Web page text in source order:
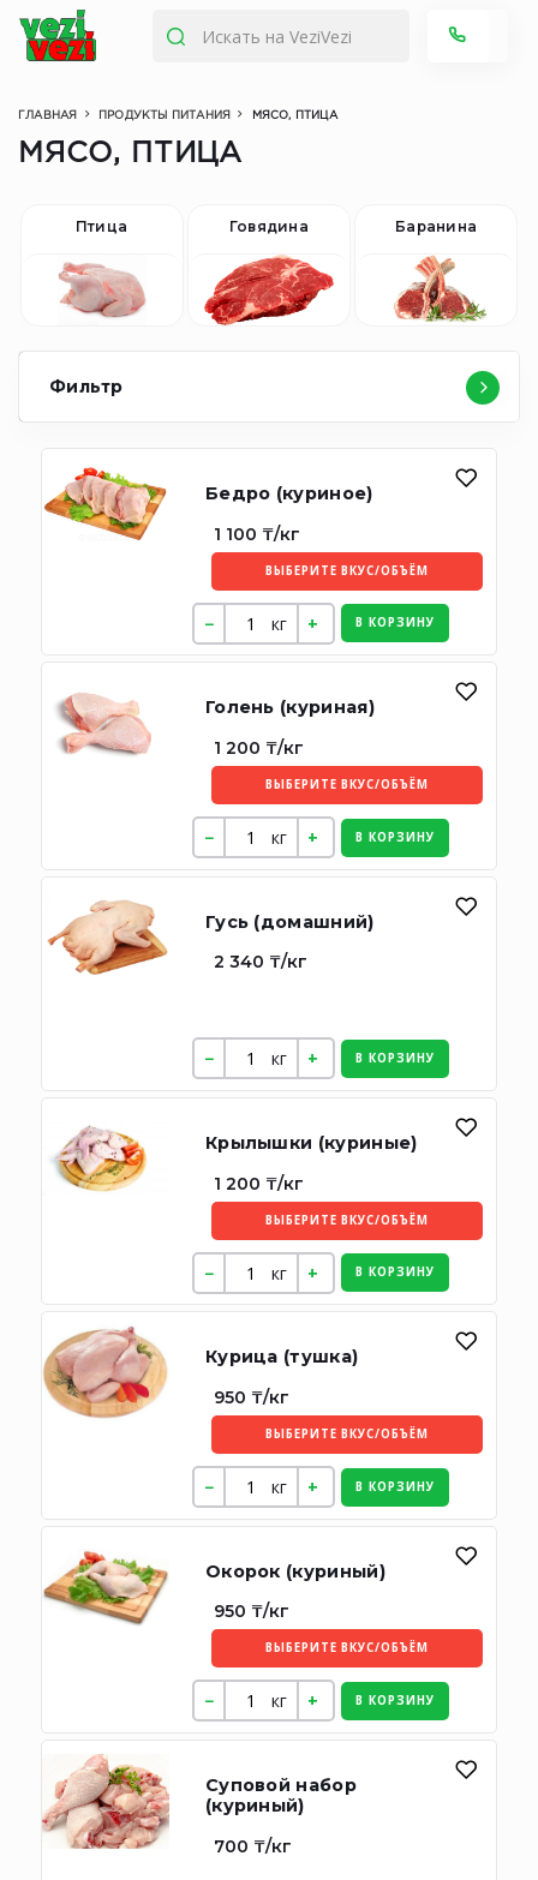
ГЛАВНАЯ ПРОДУКТЫ ПИТАНИЯ МЯСО, ПТИЦА
МЯСО, ПТИЦА
Птица Говядина Баранина
Фильтр
Бедро (куриное)
1 100 ₸/кг
ВЫБЕРИТЕ ВКУС/ОБЪЁМ
кг В КОРЗИНУ
Голень (куриная)
1 200 ₸/кг
ВЫБЕРИТЕ ВКУС/ОБЪЁМ
кг В КОРЗИНУ
Гусь (домашний)
2 340 ₸/кг
кг В КОРЗИНУ
Крылышки (куриные)
1 200 ₸/кг
ВЫБЕРИТЕ ВКУС/ОБЪЁМ
кг В КОРЗИНУ
Курица (тушка)
950 ₸/кг
ВЫБЕРИТЕ ВКУС/ОБЪЁМ
кг В КОРЗИНУ
Окорок (куриный)
950 ₸/кг
ВЫБЕРИТЕ ВКУС/ОБЪЁМ
кг В КОРЗИНУ
Суповой набор
(куриный)
700 ₸/кг